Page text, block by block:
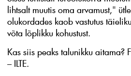
lihtsalt muutis oma arvamust,"
olukordades kaob vastutus
võta lõplikku kohustust.
Kas siis peaks talunikku aitama?
– ILTE.